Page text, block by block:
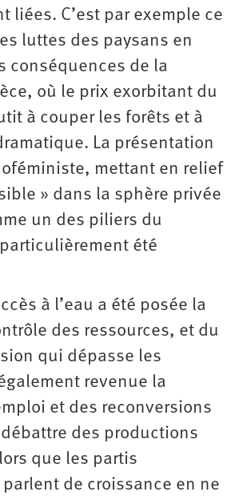
liées. C’est par exemple ce
luttes des paysans en
conséquences de la
où le prix exorbitant du
à couper les forêts et à
La présentation
mettant en relief
» dans la sphère privée
un des piliers du
été
à l’eau a été posée la
des ressources, et du
qui dépasse les
revenue la
et des reconversions
des productions
que les partis
de croissance en ne